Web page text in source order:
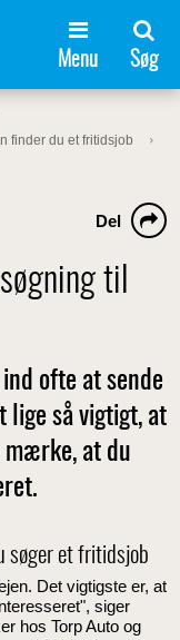
Menu Søg
finder du et fritidsjob
til
Del
ofte at sende
lige så vigtigt, at
mærke, at du
søger et fritidsjob
Det vigtigste er, at
siger
hos Torp Auto og